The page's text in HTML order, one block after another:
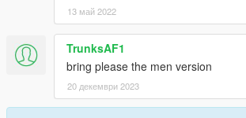
13 май 2022
TrunksAF1
bring please the men version
20 декември 2023